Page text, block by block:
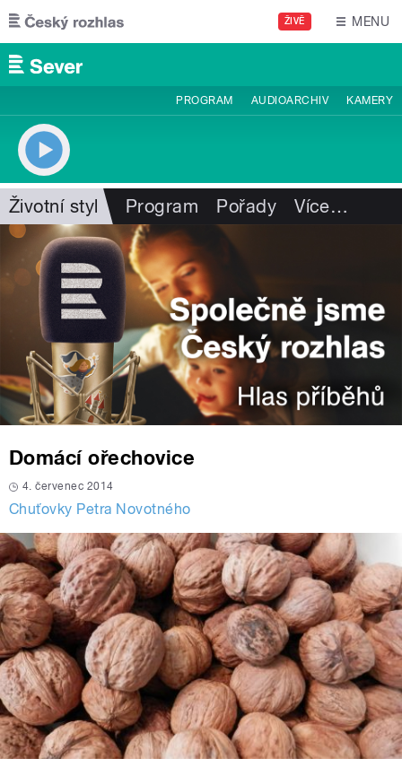
Přejít k hlavnímu obsahu
ŽIVĚ MENU
PROGRAM AUDIOARCHIV KAMERY
Životní styl Program Pořady Více…
Domácí ořechovice
4. červenec 2014
Chuťovky Petra Novotného